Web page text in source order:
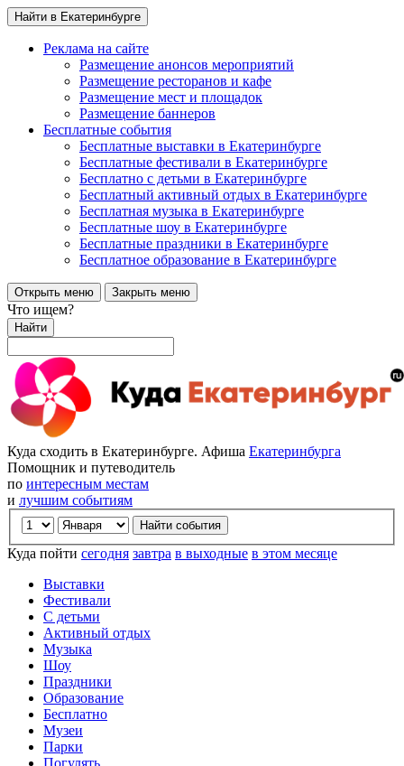
Найти в Екатеринбурге
Реклама на сайте
Размещение анонсов мероприятий
Размещение ресторанов и кафе
Размещение мест и площадок
Размещение баннеров
Бесплатные события
Бесплатные выставки в Екатеринбурге
Бесплатные фестивали в Екатеринбурге
Бесплатно с детьми в Екатеринбурге
Бесплатный активный отдых в Екатеринбурге
Бесплатная музыка в Екатеринбурге
Бесплатные шоу в Екатеринбурге
Бесплатные праздники в Екатеринбурге
Бесплатное образование в Екатеринбурге
Открыть меню Закрыть меню
Что ищем?
Найти
Куда сходить в Екатеринбурге. Афиша Екатеринбурга
Помощник и путеводитель
по интересным местам
и лучшим событиям
Куда пойти сегодня завтра в выходные в этом месяце
Выставки
Фестивали
С детьми
Активный отдых
Музыка
Шоу
Праздники
Образование
Бесплатно
Музеи
Парки
Погулять